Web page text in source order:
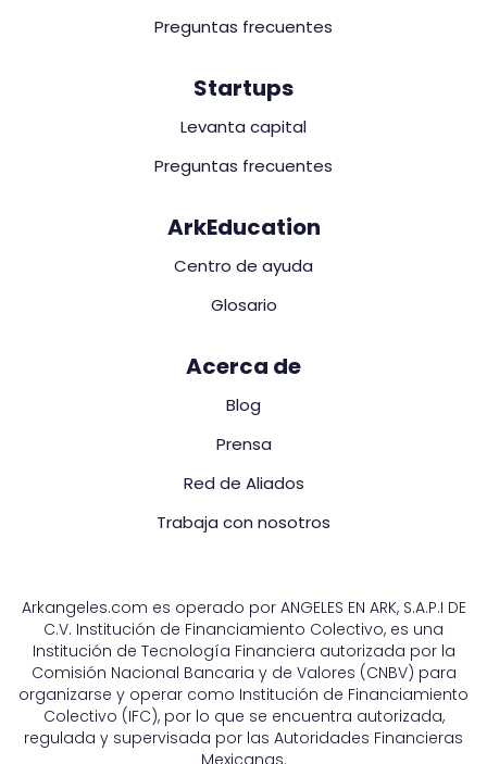
Preguntas frecuentes
Startups
Levanta capital
Preguntas frecuentes
ArkEducation
Centro de ayuda
Glosario
Acerca de
Blog
Prensa
Red de Aliados
Trabaja con nosotros
Arkangeles.com es operado por ANGELES EN ARK, S.A.P.I DE
C.V. Institución de Financiamiento Colectivo, es una
Institución de Tecnología Financiera autorizada por la
Comisión Nacional Bancaria y de Valores (CNBV) para
organizarse y operar como Institución de Financiamiento
Colectivo (IFC), por lo que se encuentra autorizada,
regulada y supervisada por las Autoridades Financieras
Mexicanas.